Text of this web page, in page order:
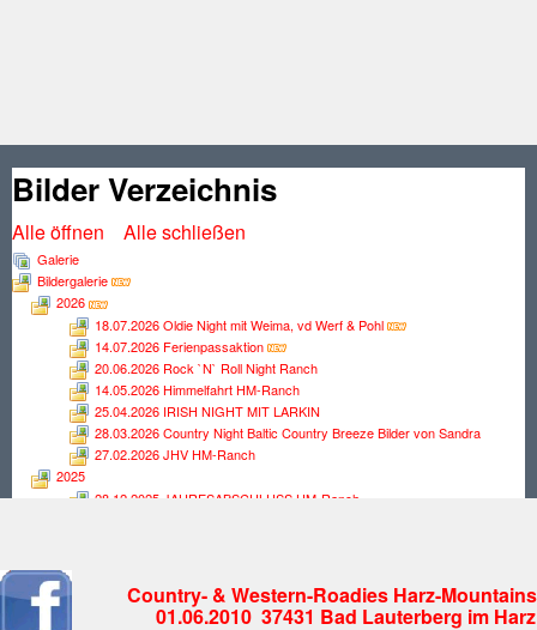
Bilder Verzeichnis
Alle öffnen Alle schließen
Galerie
Bildergalerie
2026
18.07.2026 Oldie Night mit Weima, vd Werf & Pohl
14.07.2026 Ferienpassaktion
20.06.2026 Rock `N` Roll Night Ranch
14.05.2026 Himmelfahrt HM-Ranch
25.04.2026 IRISH NIGHT MIT LARKIN
28.03.2026 Country Night Baltic Country Breeze Bilder von Sandra
27.02.2026 JHV HM-Ranch
2025
28.12.2025 JAHRESABSCHLUSS HM-Ranch
30.08.2025 Country Night mit Campfire
19.07.2025 Country Night mit Flat Iron Band
Country- & Western-Roadies Harz-
01.06.2010 37431 Bad Lauterberg im Harz